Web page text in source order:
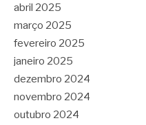
abril 2025
março 2025
fevereiro 2025
janeiro 2025
dezembro 2024
novembro 2024
outubro 2024